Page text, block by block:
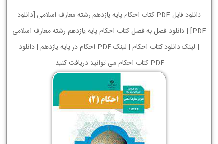
دانلود فایل PDF کتاب احکام پایه یازدهم رشته معارف اسلامی [دانلود
PDF] | دانلود فصل به فصل کتاب احکام پایه یازدهم رشته معارف اسلامی
| لینک دانلود کتاب احکام | لینک PDF احکام در پایه یازدهم | دانلود
PDF کتاب احکام می توانید دریافت کنید.